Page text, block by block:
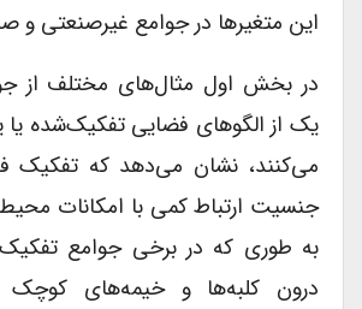
این متغیرها در جوامع غیرصنعتی و
در بخش اول مثال‌های مختلف از
یک از الگوهای فضایی تفکیک‌شده یا
می‌کنند، نشان می‌دهد که تفکیک
جنسیت ارتباط کمی با امکانات محیطی
به طوری که در برخی جوامع
درون کلبه‌ها و خیمه‌های